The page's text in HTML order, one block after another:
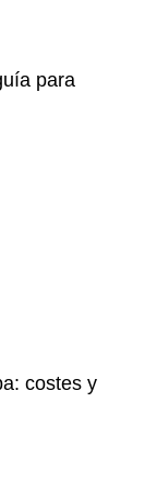
para
costes y